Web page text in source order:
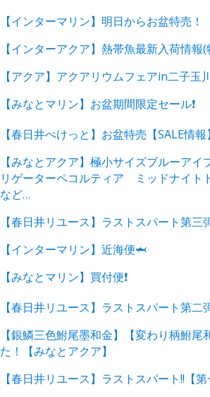
【インターマリン】明日からお盆特売！
【インターアクア】熱帯魚最新入荷情報(
【アクア】アクアリウムフェアin二子玉
【みなとマリン】お盆期間限定セール❗️
【春日井ぺけっと】お盆特売【SALE情報】
【みなとアクア】極小サイズブルーア
リゲーターペコルティア ミッドナイト
など…
【春日井リユース】ラストスパート第三
【インターマリン】近海便🦈
【みなとマリン】買付便❗️
【春日井リユース】ラストスパート第二
【銀鱗三色鮒尾墨和金】【変わり柄鮒尾
た！【みなとアクア】
【春日井リユース】ラストスパート!!【第